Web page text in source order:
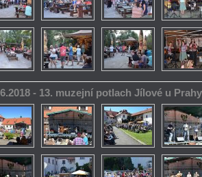
- 13. muzejní potlach Jílové u Prahy